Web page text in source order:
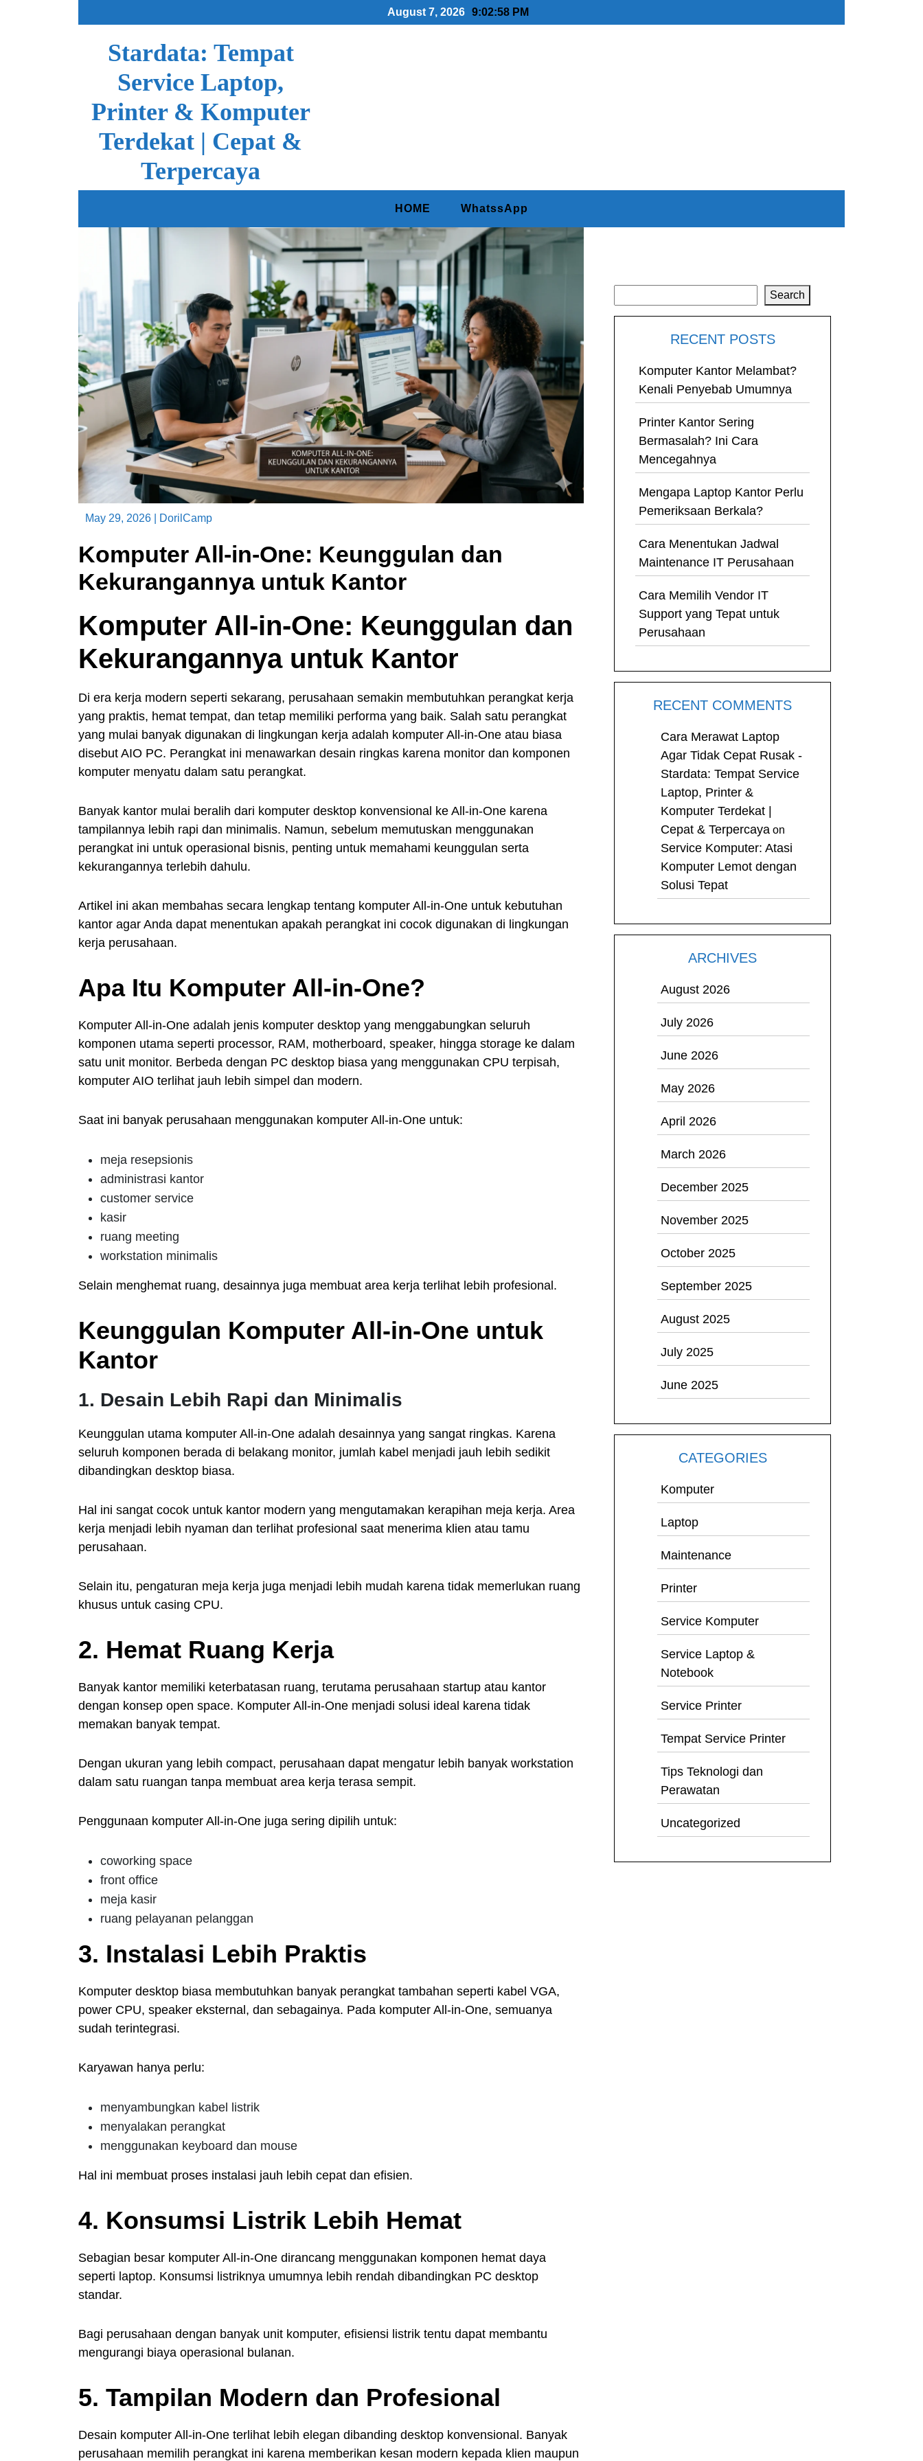
August 7, 2026 9:02:59 PM
Stardata: Tempat
Service Laptop,
Printer & Komputer
Terdekat | Cepat &
Terpercaya
HOME WhatssApp
May 29, 2026 DorilCamp
Komputer All-in-One: Keunggulan dan
Kekurangannya untuk Kantor
Komputer All-in-One: Keunggulan dan
Kekurangannya untuk Kantor
Di era kerja modern seperti sekarang, perusahaan semakin membutuhkan perangkat kerja
yang praktis, hemat tempat, dan tetap memiliki performa yang baik. Salah satu perangkat
yang mulai banyak digunakan di lingkungan kerja adalah komputer All-in-One atau biasa
disebut AIO PC. Perangkat ini menawarkan desain ringkas karena monitor dan komponen
komputer menyatu dalam satu perangkat.
Banyak kantor mulai beralih dari komputer desktop konvensional ke All-in-One karena
tampilannya lebih rapi dan minimalis. Namun, sebelum memutuskan menggunakan
perangkat ini untuk operasional bisnis, penting untuk memahami keunggulan serta
kekurangannya terlebih dahulu.
Artikel ini akan membahas secara lengkap tentang komputer All-in-One untuk kebutuhan
kantor agar Anda dapat menentukan apakah perangkat ini cocok digunakan di lingkungan
kerja perusahaan.
Apa Itu Komputer All-in-One?
Komputer All-in-One adalah jenis komputer desktop yang menggabungkan seluruh
komponen utama seperti processor, RAM, motherboard, speaker, hingga storage ke dalam
satu unit monitor. Berbeda dengan PC desktop biasa yang menggunakan CPU terpisah,
komputer AIO terlihat jauh lebih simpel dan modern.
Saat ini banyak perusahaan menggunakan komputer All-in-One untuk:
meja resepsionis
administrasi kantor
customer service
kasir
ruang meeting
workstation minimalis
Selain menghemat ruang, desainnya juga membuat area kerja terlihat lebih profesional.
Keunggulan Komputer All-in-One untuk
Kantor
1. Desain Lebih Rapi dan Minimalis
Keunggulan utama komputer All-in-One adalah desainnya yang sangat ringkas. Karena
seluruh komponen berada di belakang monitor, jumlah kabel menjadi jauh lebih sedikit
dibandingkan desktop biasa.
Hal ini sangat cocok untuk kantor modern yang mengutamakan kerapihan meja kerja. Area
kerja menjadi lebih nyaman dan terlihat profesional saat menerima klien atau tamu
perusahaan.
Selain itu, pengaturan meja kerja juga menjadi lebih mudah karena tidak memerlukan ruang
khusus untuk casing CPU.
2. Hemat Ruang Kerja
Banyak kantor memiliki keterbatasan ruang, terutama perusahaan startup atau kantor
dengan konsep open space. Komputer All-in-One menjadi solusi ideal karena tidak
memakan banyak tempat.
Dengan ukuran yang lebih compact, perusahaan dapat mengatur lebih banyak workstation
dalam satu ruangan tanpa membuat area kerja terasa sempit.
Penggunaan komputer All-in-One juga sering dipilih untuk:
coworking space
front office
meja kasir
ruang pelayanan pelanggan
3. Instalasi Lebih Praktis
Komputer desktop biasa membutuhkan banyak perangkat tambahan seperti kabel VGA,
power CPU, speaker eksternal, dan sebagainya. Pada komputer All-in-One, semuanya
sudah terintegrasi.
Karyawan hanya perlu:
menyambungkan kabel listrik
menyalakan perangkat
menggunakan keyboard dan mouse
Hal ini membuat proses instalasi jauh lebih cepat dan efisien.
4. Konsumsi Listrik Lebih Hemat
Sebagian besar komputer All-in-One dirancang menggunakan komponen hemat daya
seperti laptop. Konsumsi listriknya umumnya lebih rendah dibandingkan PC desktop
standar.
Bagi perusahaan dengan banyak unit komputer, efisiensi listrik tentu dapat membantu
mengurangi biaya operasional bulanan.
5. Tampilan Modern dan Profesional
Desain komputer All-in-One terlihat lebih elegan dibanding desktop konvensional. Banyak
perusahaan memilih perangkat ini karena memberikan kesan modern kepada klien maupun
Search
RECENT POSTS
Komputer Kantor Melambat?
Kenali Penyebab Umumnya
Printer Kantor Sering
Bermasalah? Ini Cara
Mencegahnya
Mengapa Laptop Kantor Perlu
Pemeriksaan Berkala?
Cara Menentukan Jadwal
Maintenance IT Perusahaan
Cara Memilih Vendor IT
Support yang Tepat untuk
Perusahaan
RECENT COMMENTS
Cara Merawat Laptop
Agar Tidak Cepat Rusak -
Stardata: Tempat Service
Laptop, Printer &
Komputer Terdekat |
Cepat & Terpercaya on
Service Komputer: Atasi
Komputer Lemot dengan
Solusi Tepat
ARCHIVES
August 2026
July 2026
June 2026
May 2026
April 2026
March 2026
December 2025
November 2025
October 2025
September 2025
August 2025
July 2025
June 2025
CATEGORIES
Komputer
Laptop
Maintenance
Printer
Service Komputer
Service Laptop &
Notebook
Service Printer
Tempat Service Printer
Tips Teknologi dan
Perawatan
Uncategorized